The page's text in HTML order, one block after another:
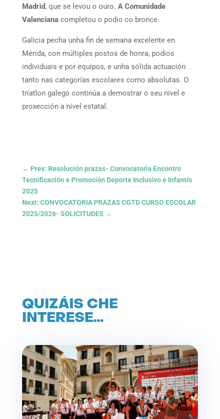
Madrid, que se levou o ouro. A Comunidade
Valencianacompletou o podio co bronce.
Galicia pecha unha fin de semana excelente en
Mérida, con múltiples postos de honra, podios
individuais e por equipos, e unha sólida actuación
tanto nas categorías escolares como absolutas. O
tríatlon galego continúa a demostrar o seu nivel e
proxección a nivel estatal.
← Prev: Resolución prazas- Convocatoria Encontro
Tecnificación e Promoción Deporte Inclusivo e Infantís
2025
Next: CONVOCATORIA PRAZAS CGTD CURSO ESCOLAR
2025/2026- SOLICITUDES →
QUIZÁIS CHE
INTERESE…